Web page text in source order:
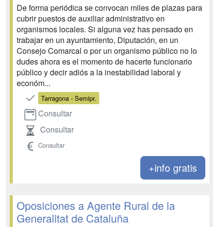
De forma periódica se convocan miles de plazas para
cubrir puestos de auxiliar administrativo en
organismos locales. Si alguna vez has pensado en
trabajar en un ayuntamiento, Diputación, en un
Consejo Comarcal o por un organismo público no lo
dudes ahora es el momento de hacerte funcionario
público y decir adiós a la inestabilidad laboral y
económ...
Tarragona - Semipr.
Consultar
Consultar
Consultar
+info gratis
Oposiciones a Agente Rural de la
Generalitat de Cataluña